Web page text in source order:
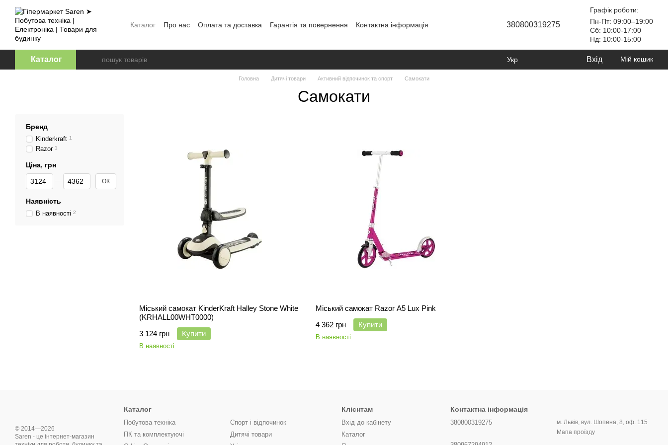
Перейти к основному контенту
Каталог Про нас Оплата та доставка Гарантія та повернення
Контактна інформація
380800319275
Графік роботи:
Пн-Пт: 09:00–19:00
Сб: 10:00-17:00
Нд: 10:00-15:00
Каталог Укр Вхід Мій кошик
Головна Дитячі товари Активний відпочинок та спорт Самокати
Самокати
Міський самокат KinderKraft Halley Stone White
(KRHALL00WHT0000)
3 124 грн
Купити
В наявності
Міський самокат Razor A5 Lux Pink
4 362 грн
Купити
В наявності
Бренд
Kinderkraft 1
Razor 1
Ціна, грн
От Ціна, грн
До Ціна, грн ОК
Наявність
В наявності 2
© 2014—2026
Saren - це інтернет-магазин
Каталог
Побутова техніка
ПК та комплектуючі
Спорт і відпочинок
Дитячі товари
Клієнтам
Вхід до кабінету
Каталог
Контактна інформація
380800319275
м. Львів, вул. Шопена, 8, оф. 115
Мапа проїзду